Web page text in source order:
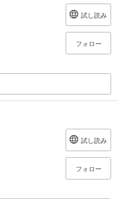
試し読み
フォロー
試し読み
フォロー